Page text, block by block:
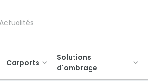
Actualités
Carports
Solutions
d'ombrage